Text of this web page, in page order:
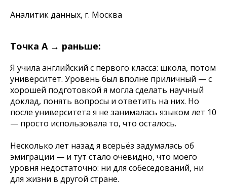
Аналитик данных, г. Москва
Точка А → раньше:
Я учила английский с первого класса: школа, потом
университет. Уровень был вполне приличный — с
хорошей подготовкой я могла сделать научный
доклад, понять вопросы и ответить на них. Но
после университета я не занималась языком лет 10
— просто использовала то, что осталось.
Несколько лет назад я всерьёз задумалась об
эмиграции — и тут стало очевидно, что моего
уровня недостаточно: ни для собеседований, ни
для жизни в другой стране.